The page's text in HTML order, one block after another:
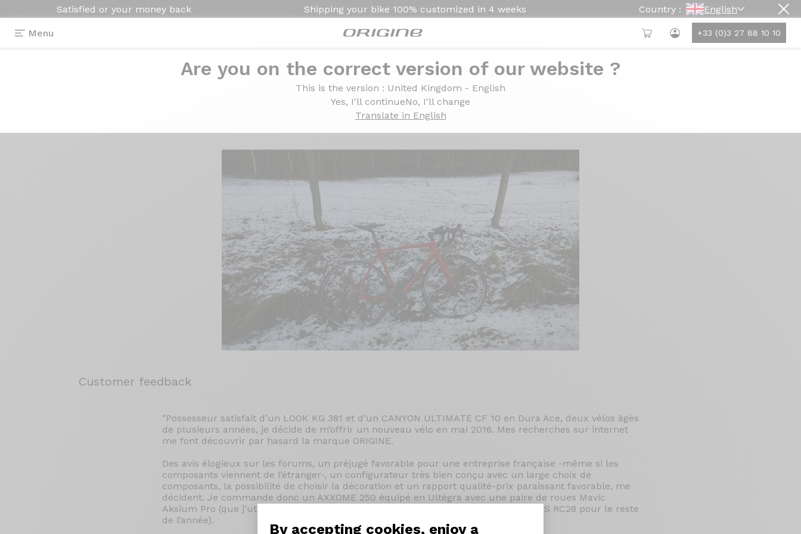
By accepting cookies, enjoy a
Satisfied or your money back Shipping your bike 100% customized in 4 weeks Country : English
Menu +33 (0)3 27 88 10 10
Are you on the correct version of our website ?
This is the version : United Kingdom - English
Yes, I'll continueNo, I'll change
Translate in English
Axxome 250
Customer feedback
"Possesseur satisfait d’un LOOK KG 381 et d’un CANYON ULTIMATE CF 10 en Dura Ace, deux vélos âgés
de plusieurs années, je décide de m’offrir un nouveau vélo en mai 2016. Mes recherches sur internet
me font découvrir par hasard la marque ORIGINE.
Des avis élogieux sur les forums, un préjugé favorable pour une entreprise française -même si les
composants viennent de l’étranger-, un configurateur très bien conçu avec un large choix de
composants, la possibilité de choisir la décoration et un rapport qualité-prix paraissant favorable, me
décident. Je commande donc un AXXOME 250 équipé en Ultégra avec une paire de roues Mavic
Aksium Pro (que j’utiliserai l’hiver, j’ai déjà une paire de roues en carbone DT SWISS RC28 pour le reste
de l’année).